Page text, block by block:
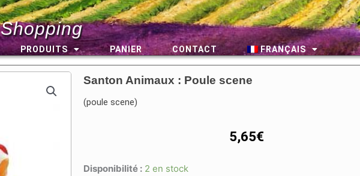
PRODUITS PANIER CONTACT FRANÇAIS
Santon Animaux : Poule scene
(poule scene)
5,65€
Disponibilité : 2 en stock